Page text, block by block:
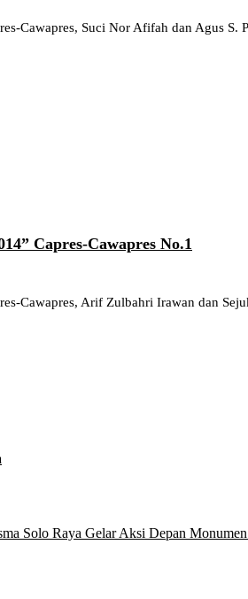
Cawapres, Suci Nor Afifah dan Agus
Capres-Cawapres No.1
Cawapres, Arif Zulbahri Irawan dan
Solo Raya Gelar Aksi Depan Monumen